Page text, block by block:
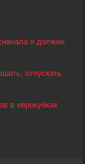
я должен
отпускать
в еврокубках